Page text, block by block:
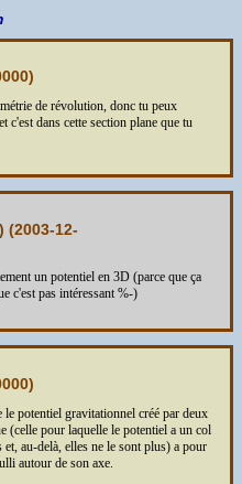
)
de révolution, donc tu peux
c'est dans cette section plane que tu
(2003-12-
un potentiel en 3D (parce que ça
c'est pas intéressant %-)
)
potentiel gravitationnel créé par deux
(celle pour laquelle le potentiel a un col
au-delà, elles ne le sont plus) a pour
autour de son axe.